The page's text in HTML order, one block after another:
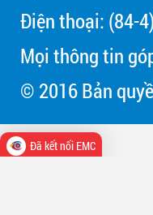
Điện thoại: (84-
Mọi thông tin
© 2016 Bản
Đã kết nối EMC